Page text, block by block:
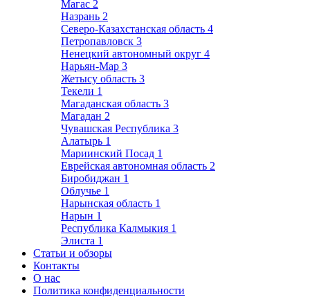
Магас 2
Назрань 2
Северо-Казахстанская область 4
Петропавловск 3
Ненецкий автономный округ 4
Нарьян-Мар 3
Жетысу область 3
Текели 1
Магаданская область 3
Магадан 2
Чувашская Республика 3
Алатырь 1
Мариинский Посад 1
Еврейская автономная область 2
Биробиджан 1
Облучье 1
Нарынская область 1
Нарын 1
Республика Калмыкия 1
Элиста 1
Статьи и обзоры
Контакты
О нас
Политика конфиденциальности